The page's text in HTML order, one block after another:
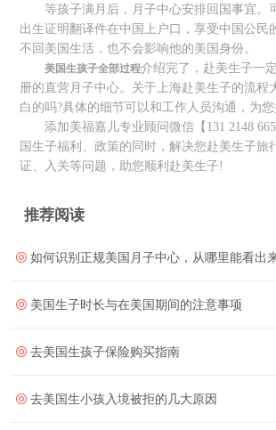
等孩子满月后，月子中心安排回国事宜。
出生证明翻译件在中国上户口，享受中国公民
不回美国生活，也不会影响他的美国身份。
美国生孩子全部过程介绍完了，赴美生子一
册的直营月子中心。关于上海赴美生子的流程
白的吗?具体的细节可以和工作人员沟通，为您
添加美福嘉儿专业顾问微信【131 2148
国生子福利、政策的同时，解决您赴美生子旅
证、入关等问题，助您顺利赴美生子!
推荐阅读
如何识别正规美国月子中心，从哪里能看出
美国生子时长与在美国期间的注意事项
去美国生孩子保险购买指南
去美国生小孩入境被拒的几大原因